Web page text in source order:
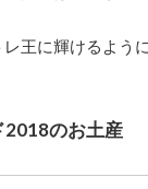
王に輝けるよう
2018のお土産